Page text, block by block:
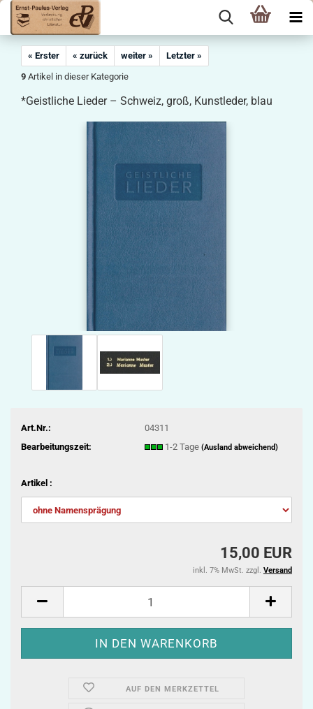
« Erster « zurück weiter »
Letzter »
9 Artikel in dieser Kategorie
*Geistliche Lieder – Schweiz, groß, Kunstleder, blau
Art.Nr.:
04311
Bearbeitungszeit:
1-2 Tage (Ausland abweichend)
Artikel :
15,00 EUR
inkl. 7% MwSt. zzgl. Versand
AUF DEN MERKZETTEL